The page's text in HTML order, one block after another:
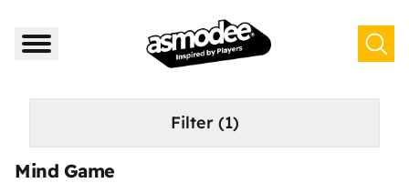
Filter (1)
Mind Game